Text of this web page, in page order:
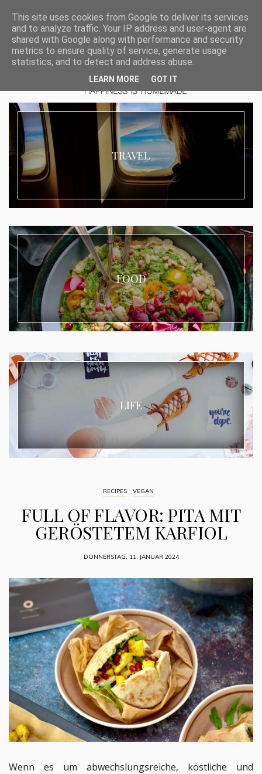
TRAVEL
FOOD
LIFE
RECIPES VEGAN
FULL OF FLAVOR: PITA MIT
GERÖSTETEM KARFIOL
DONNERSTAG, 11. JANUAR 2024
Wenn es um abwechslungsreiche, köstliche und
This site uses cookies from Google to deliver its services
and to analyze traffic. Your IP address and user-agent are
shared with Google along with performance and security
metrics to ensure quality of service, generate usage
statistics, and to detect and address abuse.
LEARN MORE GOT IT